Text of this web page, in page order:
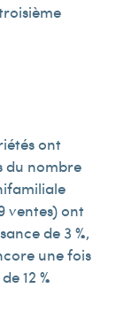
ont
du nombre
ventes) ont
de 3 %,
une fois
12 %